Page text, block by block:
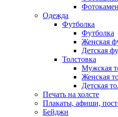
Одежда
Футболка
Футболка
Женская
Детская
Толстовка
Мужская
Женская
Детская
Печать на холсте
Плакаты, афиши,
Бейджи